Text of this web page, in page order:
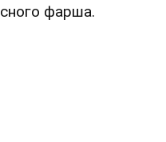
фарша.